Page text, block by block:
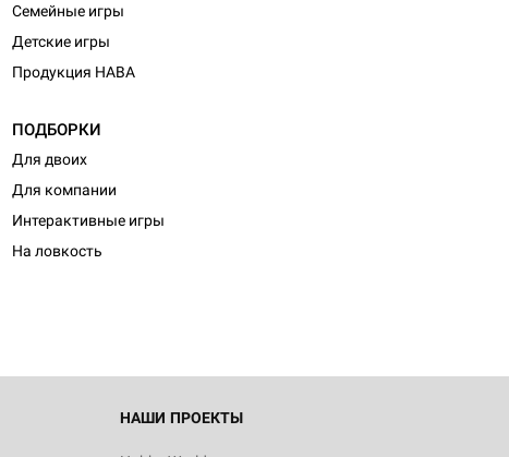
Семейные игры
Детские игры
Продукция HABA
ПОДБОРКИ
Для двоих
Для компании
Интерактивные игры
На ловкость
НАШИ ПРОЕКТЫ